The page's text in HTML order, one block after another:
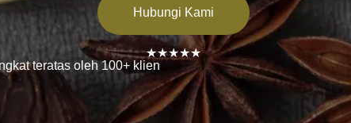
Hubungi Kami
★★★★★
teratas oleh 100+ klien